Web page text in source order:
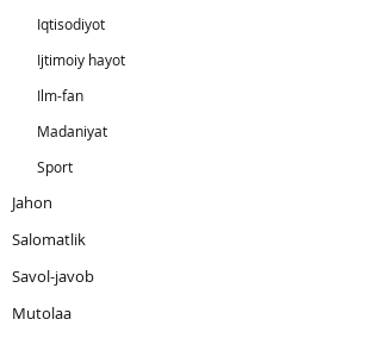
Iqtisodiyot
Ijtimoiy hayot
Ilm-fan
Madaniyat
Sport
Jahon
Salomatlik
Savol-javob
Mutolaa